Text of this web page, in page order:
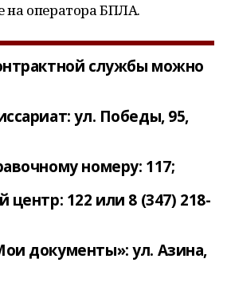
на оператора БПЛА.
службы можно
ул. Победы, 95,
номеру: 117;
центр: 122 или 8 (347) 218-
документы»: ул. Азина,